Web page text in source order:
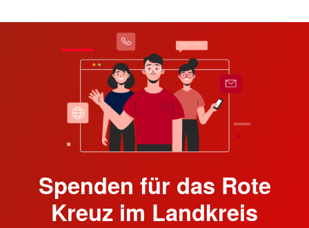
Spenden für das Rote
Kreuz im Landkreis